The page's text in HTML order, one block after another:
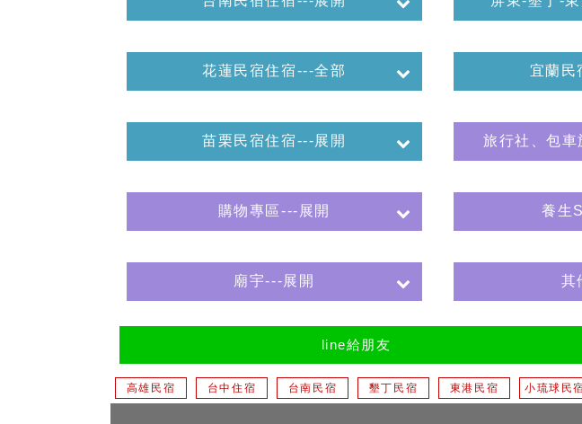
花蓮民宿住宿---全部 宜蘭民
苗栗民宿住宿---展開 旅行社、包
購物專區---展開 養生
廟宇---展開 其
line給朋友
高雄民宿 台中住宿 台南民宿 墾丁民宿 東港民宿 小琉球民